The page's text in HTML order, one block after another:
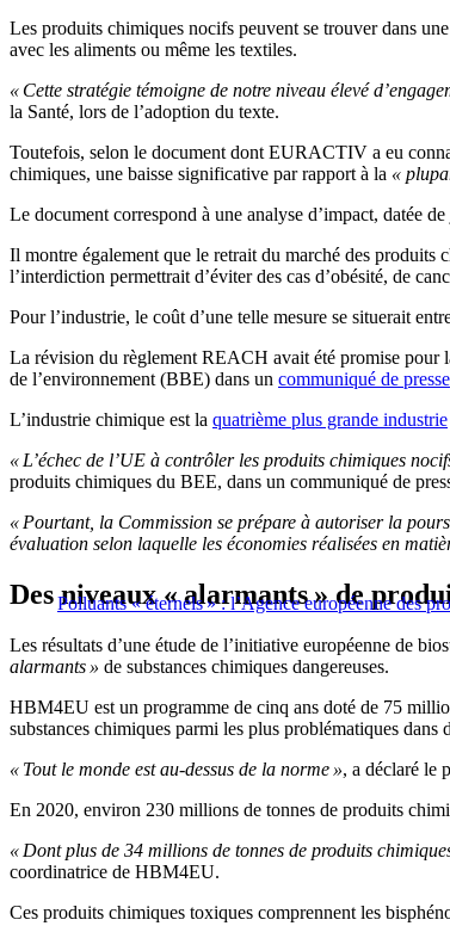
Les produits chimiques nocifs peuvent se trouver dans
avec les aliments ou même les textiles.
« Cette stratégie témoigne de notre niveau élevé
la Santé, lors de l’adoption du texte.
Toutefois, selon le document dont EURACTIV a eu
chimiques, une baisse significative par rapport à la «
Le document correspond à une analyse d’impact, datée
Il montre également que le retrait du marché des produits
l’interdiction permettrait d’éviter des cas d’obésité, de
Pour l’industrie, le coût d’une telle mesure se situerait
La révision du règlement REACH avait été promise pour
de l’environnement (BBE) dans un communiqué de presse
L’industrie chimique est la quatrième plus grande industrie
« L’échec de l’UE à contrôler les produits chimiques
produits chimiques du BEE, dans un communiqué de
« Pourtant, la Commission se prépare à autoriser la
évaluation selon laquelle les économies réalisées en
Polluants « éternels » : l’Agence européenne des
Des niveaux « alarmants » de
Les résultats d’une étude de l’initiative européenne de
alarmants » de substances chimiques dangereuses.
HBM4EU est un programme de cinq ans doté de 75
substances chimiques parmi les plus problématiques dans
« Tout le monde est au-dessus de la norme », a déclaré le
En 2020, environ 230 millions de tonnes de produits
« Dont plus de 34 millions de tonnes de produits
coordinatrice de HBM4EU.
Ces produits chimiques toxiques comprennent les